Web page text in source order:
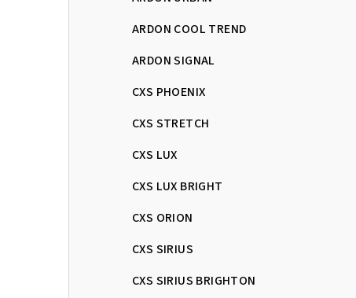
ARDON COOL TREND
ARDON SIGNAL
CXS PHOENIX
CXS STRETCH
CXS LUX
CXS LUX BRIGHT
CXS ORION
CXS SIRIUS
CXS SIRIUS BRIGHTON